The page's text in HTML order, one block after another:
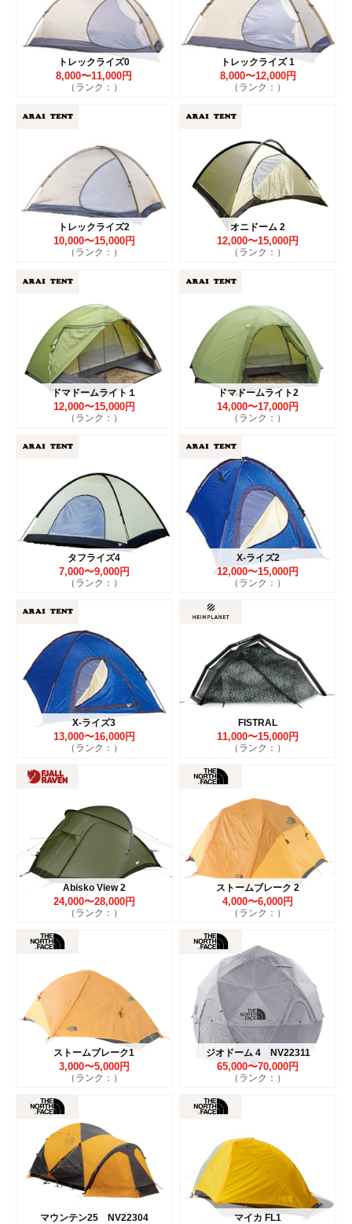
トレックライズ0
8,000〜11,000円
（ランク：）
トレックライズ 1
8,000〜12,000円
（ランク：）
トレックライズ2
10,000〜15,000円
（ランク：）
オニドーム 2
12,000〜15,000円
（ランク：）
ドマドームライト１
12,000〜15,000円
（ランク：）
ドマドームライト2
14,000〜17,000円
（ランク：）
タフライズ4
7,000〜9,000円
（ランク：）
X-ライズ2
12,000〜15,000円
（ランク：）
X-ライズ3
13,000〜16,000円
（ランク：）
FISTRAL
11,000〜15,000円
（ランク：）
Abisko View 2
24,000〜28,000円
（ランク：）
ストームブレーク 2
4,000〜6,000円
（ランク：）
ストームブレーク1
3,000〜5,000円
（ランク：）
ジオドーム 4 NV22311
65,000〜70,000円
（ランク：）
マウンテン25 NV22304 マイカ FL1